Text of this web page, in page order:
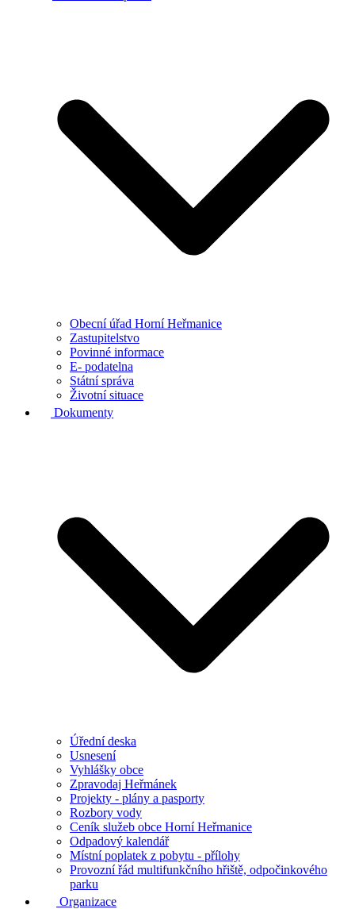
Obecní úřad Horní Heřmanice
Zastupitelstvo
Povinné informace
E- podatelna
Státní správa
Životní situace
Dokumenty
Úřední deska
Usnesení
Vyhlášky obce
Zpravodaj Heřmánek
Projekty - plány a pasporty
Rozbory vody
Ceník služeb obce Horní Heřmanice
Odpadový kalendář
Místní poplatek z pobytu - přílohy
Provozní řád multifunkčního hřiště, odpočinkového
parku
Organizace